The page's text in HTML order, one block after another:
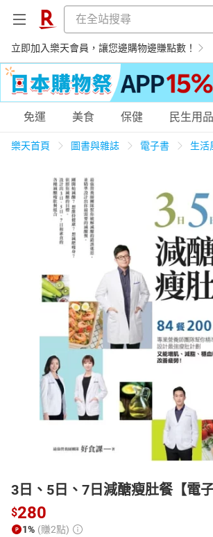
立即加入樂天會員，讓您邊購物邊賺點數！
購物網分類
天天免運
居家生活 3C家電 運動休閒
女裝 男裝 化妝保養
日本購物 電子/紙本書
免運 美食 保健 民生用品
樂天首頁 圖書與雜誌 電子書 生活
3日、5日、7日減醣瘦肚餐【電子
$280
1% (賺2點)